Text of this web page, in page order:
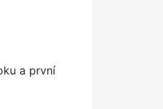
a první